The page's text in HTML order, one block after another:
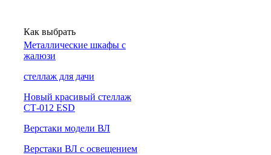
Как выбрать
Металлические шкафы с
жалюзи
cтеллаж для дачи
Новый красивый стеллаж
СТ-012 ESD
Верстаки модели ВЛ
Верстаки ВЛ с освещением